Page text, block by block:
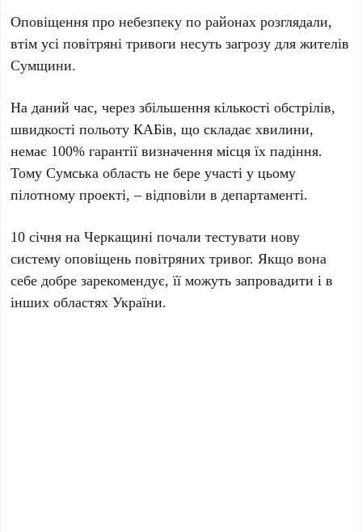
Оповіщення про небезпеку по районах розглядали,
втім усі повітряні тривоги несуть загрозу для жителів
Сумщини.
На даний час, через збільшення кількості обстрілів,
швидкості польоту КАБів, що складає хвилини,
немає 100% гарантії визначення місця їх падіння.
Тому Сумська область не бере участі у цьому
пілотному проекті, – відповіли в департаменті.
10 січня на Черкащині почали тестувати нову
систему оповіщень повітряних тривог. Якщо вона
себе добре зарекомендує, її можуть запровадити і в
інших областях України.